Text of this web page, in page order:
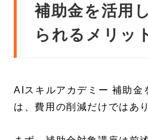
補助金を活用
られるメリッ
AIスキルアカデミー 補助金
は、費用の削減だけではあ